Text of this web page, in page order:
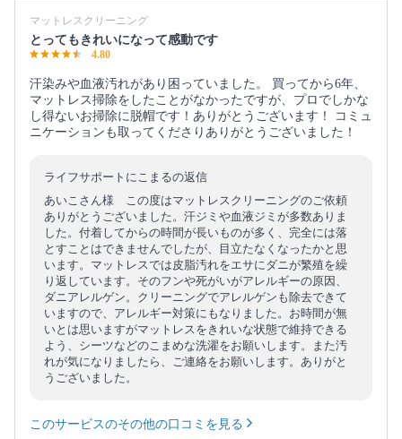
マットレスクリーニング
とってもきれいになって感動です
4.80
汗染みや血液汚れがあり困っていました。 買ってから6年、
マットレス掃除をしたことがなかったですが、プロでしかな
し得ないお掃除に脱帽です！ありがとうございます！ コミュ
ニケーションも取ってくださりありがとうございました！
ライフサポートにこまるの返信
あいこさん様 この度はマットレスクリーニングのご依頼
ありがとうございました。汗ジミや血液ジミが多数ありま
した。付着してからの時間が長いものが多く、完全には落
とすことはできませんでしたが、目立たなくなったかと思
います。マットレスでは皮脂汚れをエサにダニが繁殖を繰
り返しています。そのフンや死がいがアレルギーの原因、
ダニアレルゲン。クリーニングでアレルゲンも除去できて
いますので、アレルギー対策にもなりました。お時間が無
いとは思いますがマットレスをきれいな状態で維持できる
よう、シーツなどのこまめな洗濯をお願いします。また汚
れが気になりましたら、ご連絡をお願いします。ありがと
うございました。
このサービスのその他の口コミを見る